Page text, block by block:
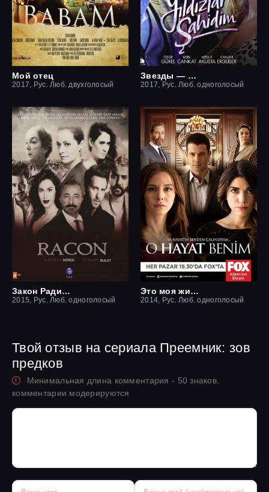
Мой отец
2017, Рус. Люб. двухголосый
Звезды — мои свидетели
2017, Рус. Люб. одноголосый
Закон Ради семьи / Ракон
2015, Рус. Люб. одноголосый
Это моя жизнь
2014, Рус. Люб. одноголосый
Твой отзыв на сериала Преемник: зов
предков
Минимальная длина комментария - 50 знаков.
комментарии модерируются